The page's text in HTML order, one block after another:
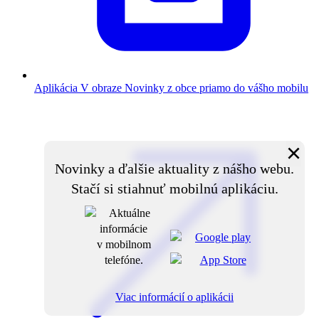
Aplikácia V obraze Novinky z obce priamo do vášho mobilu
Novinky a ďalšie aktuality z nášho webu.
Stačí si stiahnuť mobilnú aplikáciu.
×
Viac informácií o aplikácii